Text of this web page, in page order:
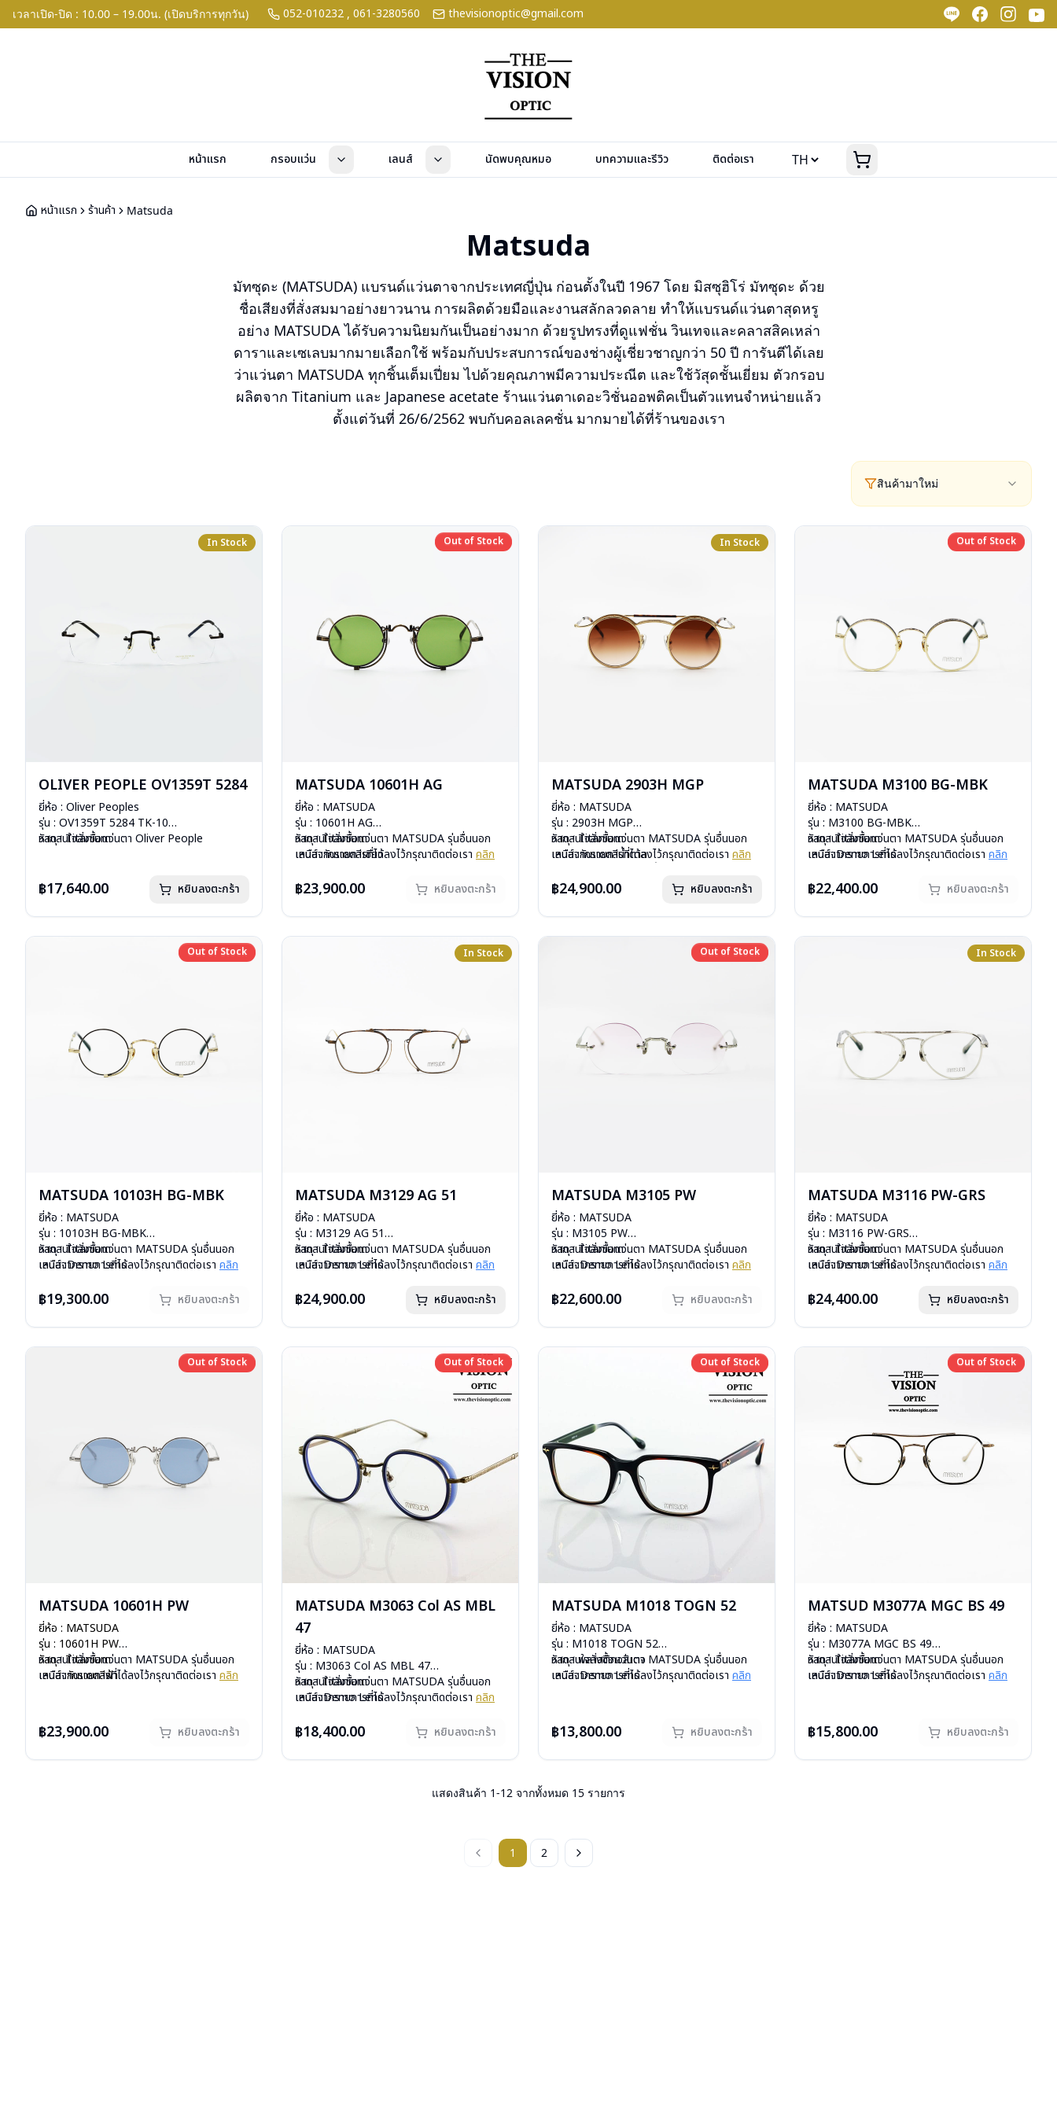
เวลาเปิด-ปิด : 10.00 – 19.00น. (เปิดบริการทุกวัน) 052-010232 , 061-3280560 thevisionoptic@gmail.com
หน้าแรก กรอบแว่น เลนส์ นัดพบคุณหมอ บทความและรีวิว ติดต่อเรา
หน้าแรก ร้านค้า Matsuda
Matsuda
มัทซุดะ (MATSUDA) แบรนด์แว่นตาจากประเทศญี่ปุ่น ก่อนตั้งในปี 1967 โดย มิสซุฮิโร่ มัทซุดะ ด้วย
ชื่อเสียงที่สั่งสมมาอย่างยาวนาน การผลิตด้วยมือและงานสลักลวดลาย ทำให้แบรนด์แว่นตาสุดหรู
อย่าง MATSUDA ได้รับความนิยมกันเป็นอย่างมาก ด้วยรูปทรงที่ดูแฟชั่น วินเทจและคลาสสิคเหล่า
ดาราและเซเลบมากมายเลือกใช้ พร้อมกับประสบการณ์ของช่างผู้เชี่ยวชาญกว่า 50 ปี การันตีได้เลย
ว่าแว่นตา MATSUDA ทุกชิ้นเต็มเปี่ยม ไปด้วยคุณภาพมีความประณีต และใช้วัสุดชั้นเยี่ยม ตัวกรอบ
ผลิตจาก Titanium และ Japanese acetate ร้านแว่นตาเดอะวิชั่นออพติคเป็นตัวแทนจำหน่ายแล้ว
ตั้งแต่วันที่ 26/6/2562 พบกับคอลเลคชั่น มากมายได้ที่ร้านของเรา
สินค้ามาใหม่
In Stock
OLIVER PEOPLE OV1359T 5284
ยี่ห้อ : Oliver Peoples
รุ่น : OV1359T 5284 TK-10
วัสดุ : Titanium
น้ำหนัก : 14 กรัม
การรับประกัน : 1 ปี
หากสนใจสั่งชื้อแว่นตา Oliver People
฿17,640.00 หยิบลงตะกร้า
Out of Stock
Out of Stock
MATSUDA 10601H AG
ยี่ห้อ : MATSUDA
รุ่น : 10601H AG
วัสดุ : Titanium
เลนส์ :กันแดดสีเขียว
น้ำหนัก : 20 กรัม
การรับประกัน : 1 ปี
หากสนใจสั่งชื้อแว่นตา MATSUDA รุ่นอื่นนอก
เหนือจากรายการที่ได้ลงไว้กรุณาติดต่อเรา คลิก
ติดต่อเราคลิก
฿23,900.00 หยิบลงตะกร้า
In Stock
MATSUDA 2903H MGP
ยี่ห้อ : MATSUDA
รุ่น : 2903H MGP
วัสดุ : Titanium
เลนส์ :กันแดดสีน้ำตาล
น้ำหนัก : 22 กรัม
การรับประกัน : 1 ปี
หากสนใจสั่งชื้อแว่นตา MATSUDA รุ่นอื่นนอก
เหนือจากรายการที่ได้ลงไว้กรุณาติดต่อเรา คลิก
สินค้าหมดสต๊อกชั่วคราวหากต้องการสั่งกรุณา
฿24,900.00 หยิบลงตะกร้า
Out of Stock
Out of Stock
MATSUDA M3100 BG-MBK
ยี่ห้อ : MATSUDA
รุ่น : M3100 BG-MBK
วัสดุ : Titanium
เลนส์ :Demo Lens
น้ำหนัก : 24 กรัม
การรับประกัน : 1 ปี
หากสนใจสั่งชื้อแว่นตา MATSUDA รุ่นอื่นนอก
เหนือจากรายการที่ได้ลงไว้กรุณาติดต่อเรา คลิก
ติดต่อเราคลิก
฿22,400.00 หยิบลงตะกร้า
Out of Stock
Out of Stock
MATSUDA 10103H BG-MBK
ยี่ห้อ : MATSUDA
รุ่น : 10103H BG-MBK
วัสดุ : Titanium
เลนส์ :Demo Lens
น้ำหนัก : 22 กรัม
การรับประกัน : 1 ปี
หากสนใจสั่งชื้อแว่นตา MATSUDA รุ่นอื่นนอก
เหนือจากรายการที่ได้ลงไว้กรุณาติดต่อเรา คลิก
ติดต่อเราคลิก
฿19,300.00 หยิบลงตะกร้า
In Stock
MATSUDA M3129 AG 51
ยี่ห้อ : MATSUDA
รุ่น : M3129 AG 51
วัสดุ : Titanium
เลนส์ :Demo Lens
น้ำหนัก : 18 กรัม
การรับประกัน : 1 ปี
หากสนใจสั่งชื้อแว่นตา MATSUDA รุ่นอื่นนอก
เหนือจากรายการที่ได้ลงไว้กรุณาติดต่อเรา คลิก
฿24,900.00 หยิบลงตะกร้า
Out of Stock
Out of Stock
MATSUDA M3105 PW
ยี่ห้อ : MATSUDA
รุ่น : M3105 PW
วัสดุ : Titanium
เลนส์ :Demo Lens
น้ำหนัก : 22 กรัม
การรับประกัน : 1 ปี
หากสนใจสั่งชื้อแว่นตา MATSUDA รุ่นอื่นนอก
เหนือจากรายการที่ได้ลงไว้กรุณาติดต่อเรา คลิก
ติดต่อเราคลิก
฿22,600.00 หยิบลงตะกร้า
In Stock
MATSUDA M3116 PW-GRS
ยี่ห้อ : MATSUDA
รุ่น : M3116 PW-GRS
วัสดุ : Titanium
เลนส์ :Demo Lens
น้ำหนัก : 31กรัม
การรับประกัน : 1 ปี
หากสนใจสั่งชื้อแว่นตา MATSUDA รุ่นอื่นนอก
เหนือจากรายการที่ได้ลงไว้กรุณาติดต่อเรา คลิก
฿24,400.00 หยิบลงตะกร้า
Out of Stock
Out of Stock
MATSUDA 10601H PW
ยี่ห้อ : MATSUDA
รุ่น : 10601H PW
วัสดุ : Titanium
เลนส์ :กันแดดสีฟ้า
อุปกรณ์ : กล่องแว่น , ผ้าเช็ดแว่น
การรับประกัน : 1 ปี
หากสนใจสั่งชื้อแว่นตา MATSUDA รุ่นอื่นนอก
เหนือจากรายการที่ได้ลงไว้กรุณาติดต่อเรา คลิก
฿23,900.00 หยิบลงตะกร้า
Out of Stock
Out of Stock
MATSUDA M3063 Col AS MBL
47
ยี่ห้อ : MATSUDA
รุ่น : M3063 Col AS MBL 47
วัสดุ : Titanium
เลนส์ :Demo Lens
น้ำหนัก : 22 กรัม
การรับประกัน : 1 ปี
หากสนใจสั่งชื้อแว่นตา MATSUDA รุ่นอื่นนอก
เหนือจากรายการที่ได้ลงไว้กรุณาติดต่อเรา คลิก
ติดต่อเราคลิก
฿18,400.00 หยิบลงตะกร้า
Out of Stock
Out of Stock
MATSUDA M1018 TOGN 52
ยี่ห้อ : MATSUDA
รุ่น : M1018 TOGN 52
วัสดุ : พลาสติกอสิเตจ
เลนส์ :Demo Lens
อุปกรณ์ : กล่องแว่น , ผ้าเช็ดแว่น
การรับประกัน : 1 ปี
หากสนใจสั่งชื้อแว่นตา MATSUDA รุ่นอื่นนอก
เหนือจากรายการที่ได้ลงไว้กรุณาติดต่อเรา คลิก
฿13,800.00 หยิบลงตะกร้า
Out of Stock
Out of Stock
MATSUD M3077A MGC BS 49
ยี่ห้อ : MATSUDA
รุ่น : M3077A MGC BS 49
วัสดุ : Titanium
เลนส์ :Demo Lens
อุปกรณ์ : กล่องแว่น , ผ้าเช็ดแว่น
การรับประกัน : 1 ปี
หากสนใจสั่งชื้อแว่นตา MATSUDA รุ่นอื่นนอก
เหนือจากรายการที่ได้ลงไว้กรุณาติดต่อเรา คลิก
฿15,800.00 หยิบลงตะกร้า
แสดงสินค้า 1-12 จากทั้งหมด 15 รายการ
1 2